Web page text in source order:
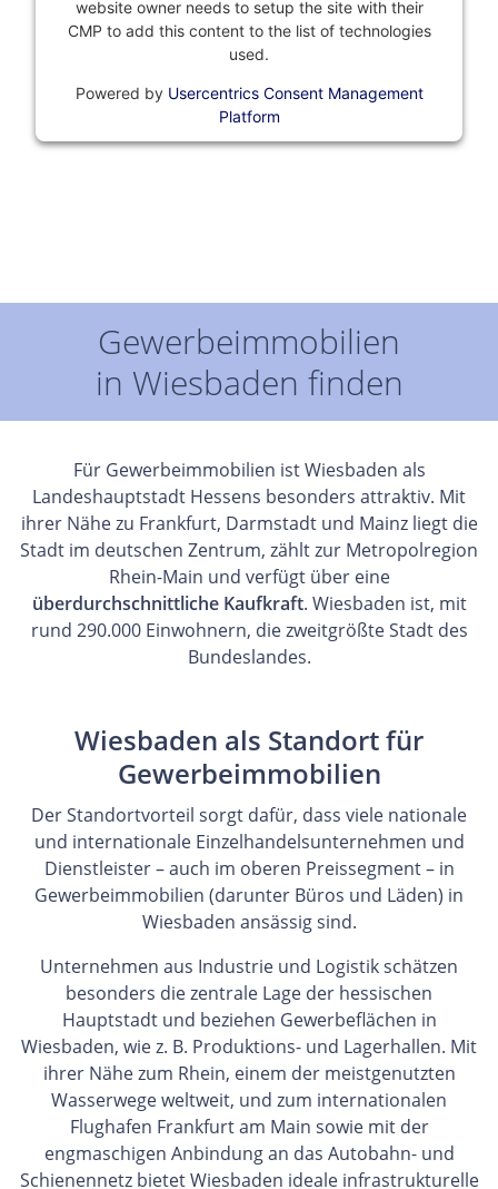
website owner needs to setup the site with their
CMP to add this content to the list of technologies
used.
Powered by Usercentrics Consent Management
Platform
Gewerbeimmobilien
in Wiesbaden finden
Für Gewerbeimmobilien ist Wiesbaden als
Landeshauptstadt Hessens besonders attraktiv. Mit
ihrer Nähe zu Frankfurt, Darmstadt und Mainz liegt die
Stadt im deutschen Zentrum, zählt zur Metropolregion
Rhein-Main und verfügt über eine
überdurchschnittliche Kaufkraft. Wiesbaden ist, mit
rund 290.000 Einwohnern, die zweitgrößte Stadt des
Bundeslandes.
Wiesbaden als Standort für
Gewerbeimmobilien
Der Standortvorteil sorgt dafür, dass viele nationale
und internationale Einzelhandelsunternehmen und
Dienstleister – auch im oberen Preissegment – in
Gewerbeimmobilien (darunter Büros und Läden) in
Wiesbaden ansässig sind.
Unternehmen aus Industrie und Logistik schätzen
besonders die zentrale Lage der hessischen
Hauptstadt und beziehen Gewerbeflächen in
Wiesbaden, wie z. B. Produktions- und Lagerhallen. Mit
ihrer Nähe zum Rhein, einem der meistgenutzten
Wasserwege weltweit, und zum internationalen
Flughafen Frankfurt am Main sowie mit der
engmaschigen Anbindung an das Autobahn- und
Schienennetz bietet Wiesbaden ideale infrastrukturelle